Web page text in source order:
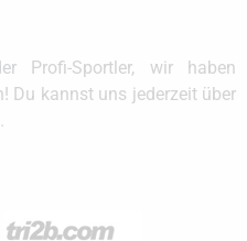
Profi-Sportler, wir haben
Du kannst uns jederzeit über